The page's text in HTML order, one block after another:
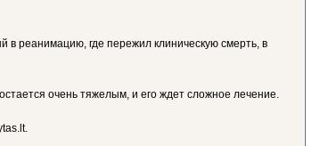
реанимацию, где пережил клиническую смерть, в
очень тяжелым, и его ждет сложное лечение.